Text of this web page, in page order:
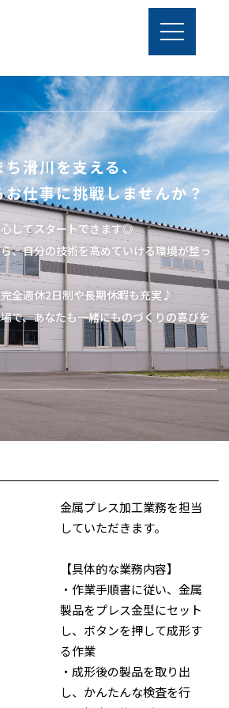
滑川を支える、
仕事に挑戦しませんか？
してスタートできます◎
、自分の技術を高めていける環境が整っ
全週休2日制や長期休暇も充実♪
で、あなたも一緒にものづくりの喜びを
金属プレス加工業務を担当
していただきます。
【具体的な業務内容】
・作業手順書に従い、金属
製品をプレス金型にセット
し、ボタンを押して成形す
る作業
・成形後の製品を取り出
し、かんたんな検査を行